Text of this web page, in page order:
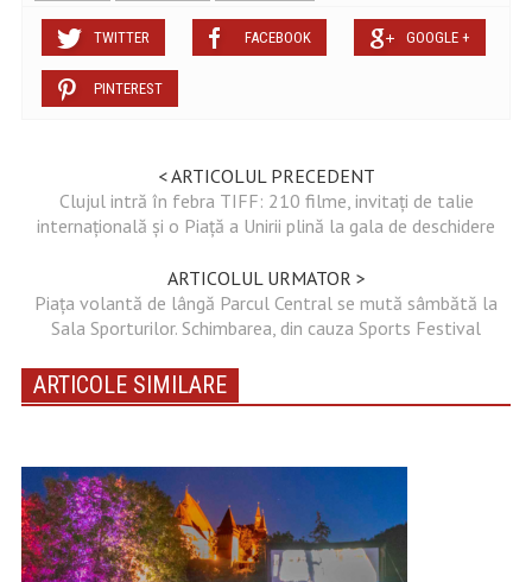
TWITTER FACEBOOK GOOGLE +
PINTEREST
< ARTICOLUL PRECEDENT
Clujul intră în febra TIFF: 210 filme, invitați de talie
internațională și o Piață a Unirii plină la gala de deschidere
ARTICOLUL URMATOR >
Piața volantă de lângă Parcul Central se mută sâmbătă la
Sala Sporturilor. Schimbarea, din cauza Sports Festival
ARTICOLE SIMILARE